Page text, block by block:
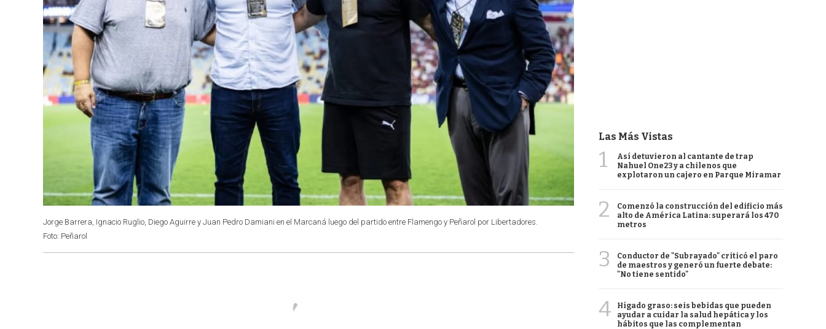
Jorge Barrera, Ignacio Ruglio, Diego Aguirre y Juan Pedro Damiani en el Marcaná luego del partido entre Flamengo y Peñarol por Libertadores.
Foto: Peñarol
Las Más Vistas
1
Así detuvieron al cantante de trap
Nahuel One23 y a chilenos que
explotaron un cajero en Parque Miramar
2
Comenzó la construcción del edificio más
alto de América Latina: superará los 470
metros
3
Conductor de "Subrayado" criticó el paro
de maestros y generó un fuerte debate:
"No tiene sentido"
4
Hígado graso: seis bebidas que pueden
ayudar a cuidar la salud hepática y los
hábitos que las complementan